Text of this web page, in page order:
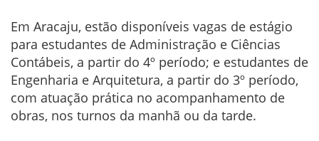
Em Aracaju, estão disponíveis vagas de estágio
para estudantes de Administração e Ciências
Contábeis, a partir do 4º período; e estudantes de
Engenharia e Arquitetura, a partir do 3º período,
com atuação prática no acompanhamento de
obras, nos turnos da manhã ou da tarde.